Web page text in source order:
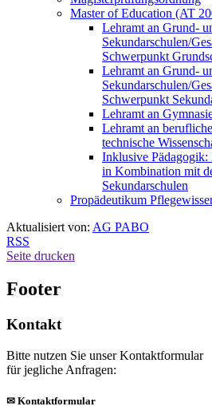
Master of Education (AT
Lehramt an Grund-
Sekundarschulen/
Schwerpunkt
Lehramt an Grund-
Sekundarschulen/
Schwerpunkt
Lehramt an
Lehramt an
technische
Inklusive Pädagogik:
in Kombination mit
Sekundarschulen
Propädeutikum
Aktualisiert von: AG PABO
RSS
Seite drucken
Footer
Kontakt
Bitte nutzen Sie unser Kontaktformular
für jegliche Anfragen:
✉ Kontaktformular